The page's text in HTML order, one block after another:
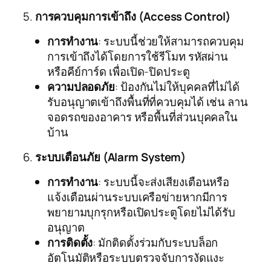
5. การควบคุมการเข้าถึง (Access Control)
การทำงาน: ระบบนี้ช่วยให้สามารถควบคุม
การเข้าถึงได้โดยการใช้รีโมท รหัสผ่าน
หรือคีย์การ์ด เพื่อเปิด-ปิดประตู
ความปลอดภัย: ป้องกันไม่ให้บุคคลที่ไม่ได้
รับอนุญาตเข้าถึงพื้นที่ที่ควบคุมได้ เช่น ลาน
จอดรถของอาคาร หรือพื้นที่ส่วนบุคคลใน
บ้าน
6. ระบบเตือนภัย (Alarm System)
การทำงาน: ระบบนี้จะส่งเสียงเตือนหรือ
แจ้งเตือนผ่านระบบเครือข่ายหากมีการ
พยายามบุกรุกหรือเปิดประตูโดยไม่ได้รับ
อนุญาต
การติดตั้ง: มักติดตั้งร่วมกับระบบล็อก
อัตโนมัติหรือระบบตรวจจับการงัดแงะ